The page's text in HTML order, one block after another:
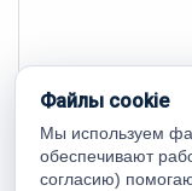
Файлы cookie
Мы используем
обеспечивают
согласию)